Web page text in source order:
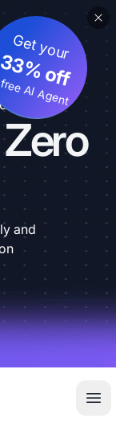
Get your
33% off
AI Agent
and